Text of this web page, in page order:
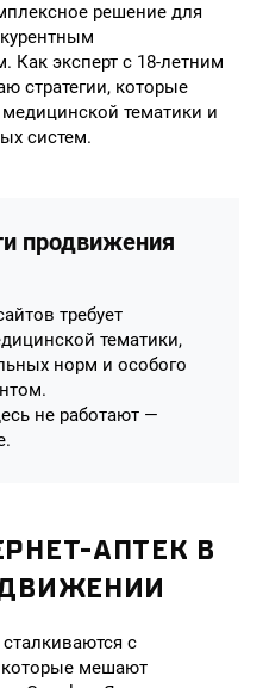
решение для
Как эксперт с 18-летним
стратегии, которые
тематики и
систем.
продвижения
требует
тематики,
норм и особого
не работают —
АПТЕК В
с
мешают